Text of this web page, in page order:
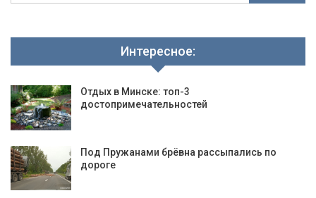
Интересное:
Отдых в Минске: топ-3
достопримечательностей
Под Пружанами брёвна рассыпались по
дороге